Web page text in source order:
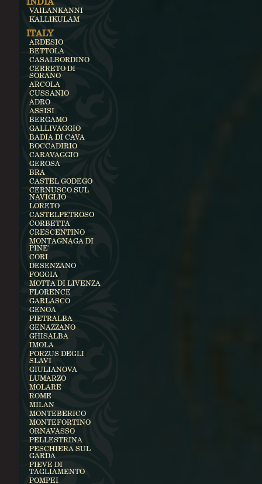
VAILANKANNI
KALLIKULAM
ITALY
ARDESIO
BETTOLA
CASALBORDINO
CERRETO DI
SORANO
ARCOLA
CUSSANIO
ADRO
ASSISI
BERGAMO
GALLIVAGGIO
BADIA DI CAVA
BOCCADIRIO
CARAVAGGIO
GEROSA
BRA
CASTEL GODEGO
CERNUSCO SUL
NAVIGLIO
LORETO
CASTELPETROSO
CORBETTA
CRESCENTINO
MONTAGNAGA DI
PINE'
CORI
DESENZANO
FOGGIA
MOTTA DI LIVENZA
FLORENCE
GARLASCO
GENOA
PIETRALBA
GENAZZANO
GHISALBA
IMOLA
PORZUS DEGLI
SLAVI
GIULIANOVA
LUMARZO
MOLARE
ROME
MILAN
MONTEBERICO
MONTEFORTINO
ORNAVASSO
PELLESTRINA
PESCHIERA SUL
GARDA
PIEVE DI
TAGLIAMENTO
POMPEI